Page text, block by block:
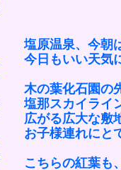
塩原温泉、今朝
今日もいい天気
木の葉化石園の
塩那スカイライ
広がる広大な敷
お子様連れにと
こちらの紅葉も